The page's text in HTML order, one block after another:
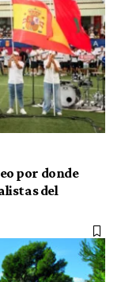
por donde
del